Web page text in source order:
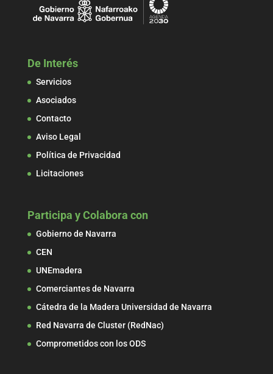
De Interés
Servicios
Asociados
Contacto
Aviso Legal
Política de Privacidad
Licitaciones
Participa y Colabora con
Gobierno de Navarra
CEN
UNEmadera
Comerciantes de Navarra
Cátedra de la Madera Universidad de Navarra
Red Navarra de Cluster (RedNac)
Comprometidos con los ODS